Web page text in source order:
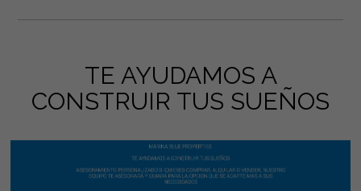
TE AYUDAMOS A
CONSTRUIR TUS SUEÑOS